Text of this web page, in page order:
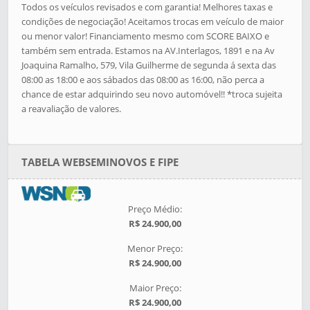
Todos os veículos revisados e com garantia! Melhores taxas e
condições de negociação! Aceitamos trocas em veículo de maior
ou menor valor! Financiamento mesmo com SCORE BAIXO e
também sem entrada. Estamos na AV.Interlagos, 1891 e na Av
Joaquina Ramalho, 579, Vila Guilherme de segunda á sexta das
08:00 as 18:00 e aos sábados das 08:00 as 16:00, não perca a
chance de estar adquirindo seu novo automóvel!! *troca sujeita
a reavaliação de valores.
TABELA WEBSEMINOVOS E FIPE
Preço Médio:
R$ 24.900,00
Menor Preço:
R$ 24.900,00
Maior Preço:
R$ 24.900,00